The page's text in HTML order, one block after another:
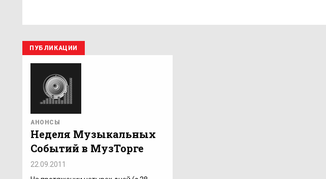
ПУБЛИКАЦИИ
АНОНСЫ
Неделя Музыкальных
Событий в МузТорге
22.09.2011